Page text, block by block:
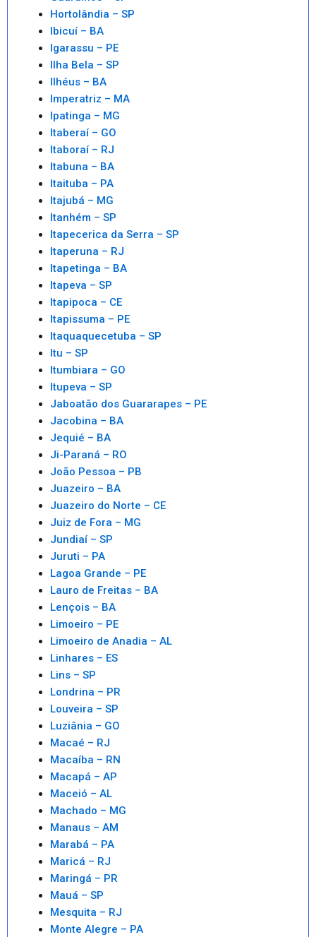
Hortolândia – SP
Ibicuí – BA
Igarassu – PE
Ilha Bela – SP
Ilhéus – BA
Imperatriz – MA
Ipatinga – MG
Itaberaí – GO
Itaboraí – RJ
Itabuna – BA
Itaituba – PA
Itajubá – MG
Itanhém – SP
Itapecerica da Serra – SP
Itaperuna – RJ
Itapetinga – BA
Itapeva – SP
Itapipoca – CE
Itapissuma – PE
Itaquaquecetuba – SP
Itu – SP
Itumbiara – GO
Itupeva – SP
Jaboatão dos Guararapes – PE
Jacobina – BA
Jequié – BA
Ji-Paraná – RO
João Pessoa – PB
Juazeiro – BA
Juazeiro do Norte – CE
Juiz de Fora – MG
Jundiaí – SP
Juruti – PA
Lagoa Grande – PE
Lauro de Freitas – BA
Lençois – BA
Limoeiro – PE
Limoeiro de Anadia – AL
Linhares – ES
Lins – SP
Londrina – PR
Louveira – SP
Luziânia – GO
Macaé – RJ
Macaíba – RN
Macapá – AP
Maceió – AL
Machado – MG
Manaus – AM
Marabá – PA
Maricá – RJ
Maringá – PR
Mauá – SP
Mesquita – RJ
Monte Alegre – PA